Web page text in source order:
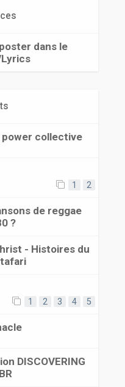
dans le
power collective
1 2
de reggae
?
- Histoires du
1 2 3 4 5
DISCOVERING